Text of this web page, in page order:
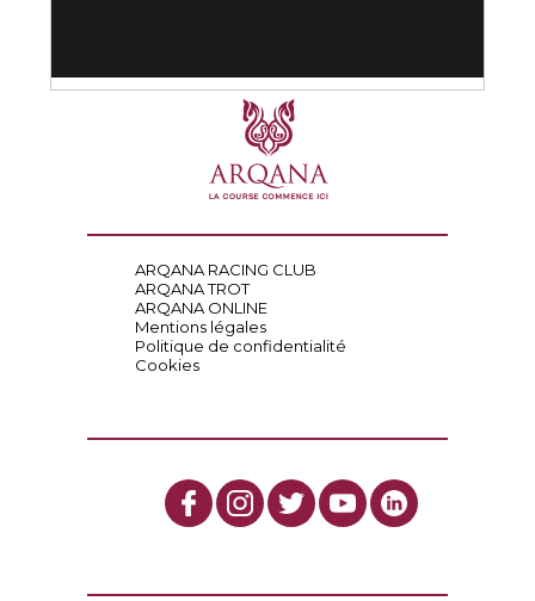
ARQANA RACING CLUB
ARQANA TROT
ARQANA ONLINE
Mentions légales
Politique de confidentialité
Cookies